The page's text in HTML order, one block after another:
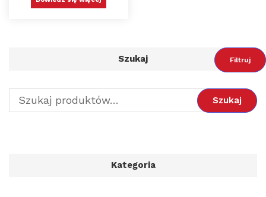
Szukaj
Szukaj
Kategoria
Filtruj